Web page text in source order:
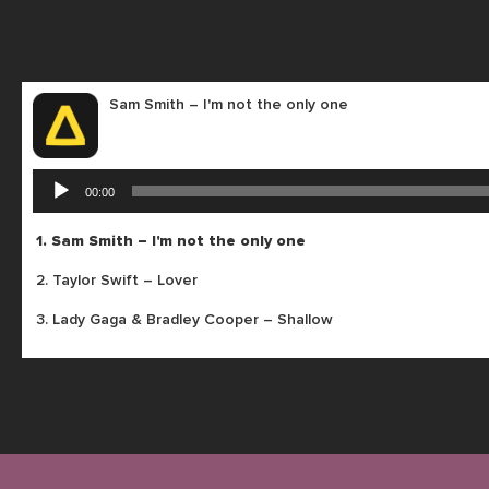
Sam Smith – I'm not the only one
Audio-
Player
00:00
1. Sam Smith – I'm not the only one
2. Taylor Swift – Lover
3. Lady Gaga & Bradley Cooper – Shallow